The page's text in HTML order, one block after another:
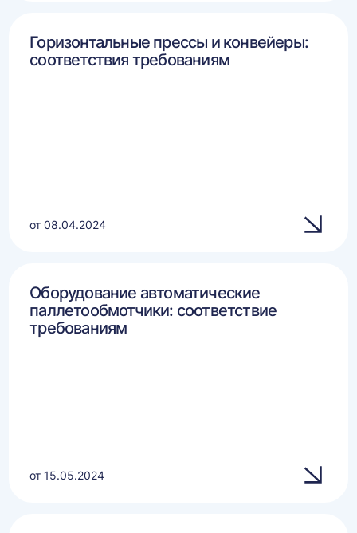
Горизонтальные прессы и конвейеры:
соответствия требованиям
от 08.04.2024
Оборудование автоматические
паллетообмотчики: соответствие
требованиям
от 15.05.2024